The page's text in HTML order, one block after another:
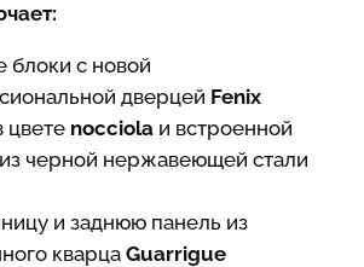
блоки с новой
дверцей Fenix
цвете nocciolaи встроенной
черной нержавеющей стали
и заднюю панель из
кварца Guarrigue